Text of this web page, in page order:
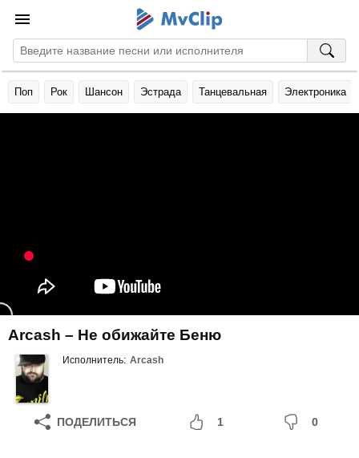
Поп Рок Шансон Эстрада Танцевальная Электроника
Arcash – Не обижайте Беню
Исполнитель: Arcash
ПОДЕЛИТЬСЯ 1 0